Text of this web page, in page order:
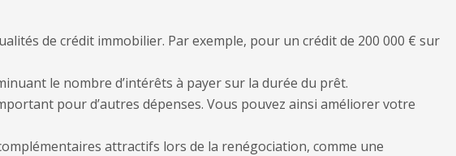
de crédit immobilier. Par exemple, pour un crédit de 200 000 € sur
le nombre d’intérêts à payer sur la durée du prêt.
pour d’autres dépenses. Vous pouvez ainsi améliorer votre
attractifs lors de la renégociation, comme une